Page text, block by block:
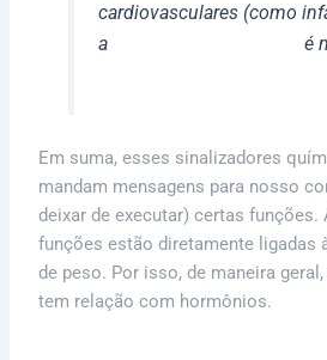
cardiovasculares (como
a
é
Em suma, esses sinalizadores
mandam mensagens para nosso
deixar de executar) certas funções.
funções estão diretamente ligadas
de peso. Por isso, de maneira
tem relação com hormônios.